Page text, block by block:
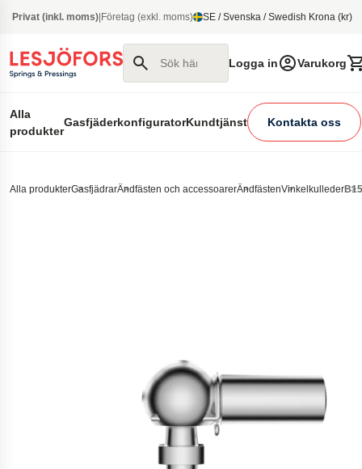
Privat (inkl. moms) Företag (exkl. moms) SE / Svenska / Swedish Krona (kr)
Sök här
Logga in Varukorg
Alla
produkter
GasfjäderkonfiguratorKundtjänst Kontakta oss
Alla produkterGasfjädrarÄndfästen och accessoarerÄndfästenVinkelkulleder